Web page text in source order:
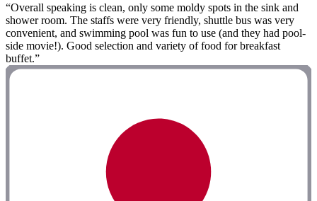
“Overall speaking is clean, only some moldy spots in the sink and
shower room. The staffs were very friendly, shuttle bus was very
convenient, and swimming pool was fun to use (and they had pool-
side movie!). Good selection and variety of food for breakfast
buffet.”